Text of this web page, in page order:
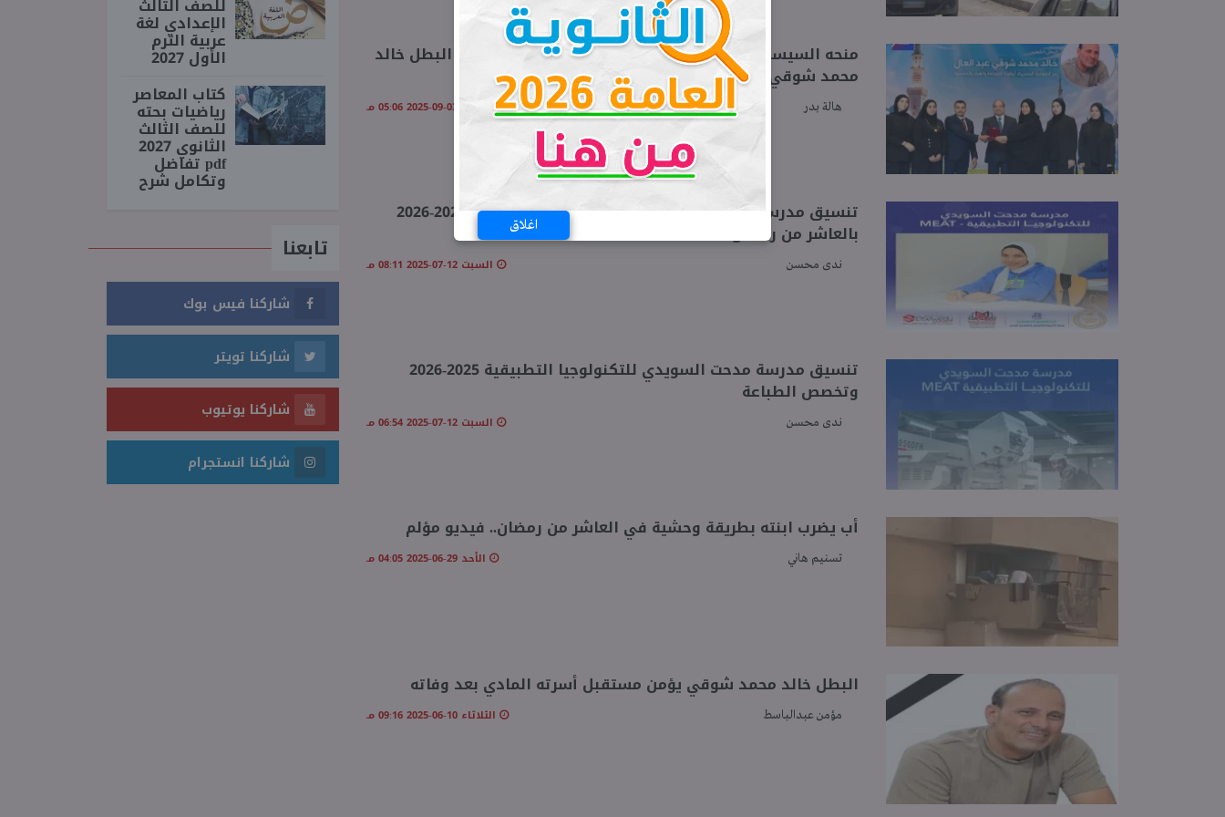
اغلاق
منحه السيسي نوط الاستحقاق من الطبقة الأولى...من هو البطل خالد
محمد شوقي؟
هالة بدر الأربعاء 03-09-2025 05:06 مـ
تنسيق مدرسة مدحت السويدي 2 للتكنولوجيا التطبيقية 2025-2026
بالعاشر من رمضان
ندى محسن السبت 12-07-2025 08:11 مـ
تنسيق مدرسة مدحت السويدي للتكنولوجيا التطبيقية 2025-2026
وتخصص الطباعة
ندى محسن السبت 12-07-2025 06:54 مـ
أب يضرب ابنته بطريقة وحشية في العاشر من رمضان.. فيديو مؤلم
تسنيم هاني الأحد 29-06-2025 04:05 مـ
البطل خالد محمد شوقي يؤمن مستقبل أسرته المادي بعد وفاته
مؤمن عبدالباسط الثلاثاء 10-06-2025 09:16 مـ
للصف الثالث
الإعدادي لغة
عربية الترم
الأول 2027
كتاب المعاصر
رياضيات بحته
للصف الثالث
الثانوي 2027
pdf تفاضل
وتكامل شرح
تابعنا
شاركنا فيس بوك
شاركنا تويتر
شاركنا يوتيوب
شاركنا انستجرام